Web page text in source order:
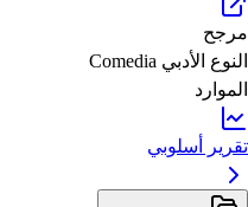
مرجح
النوع الأدبي Comedia
الموارد
تقرير أسلوبي